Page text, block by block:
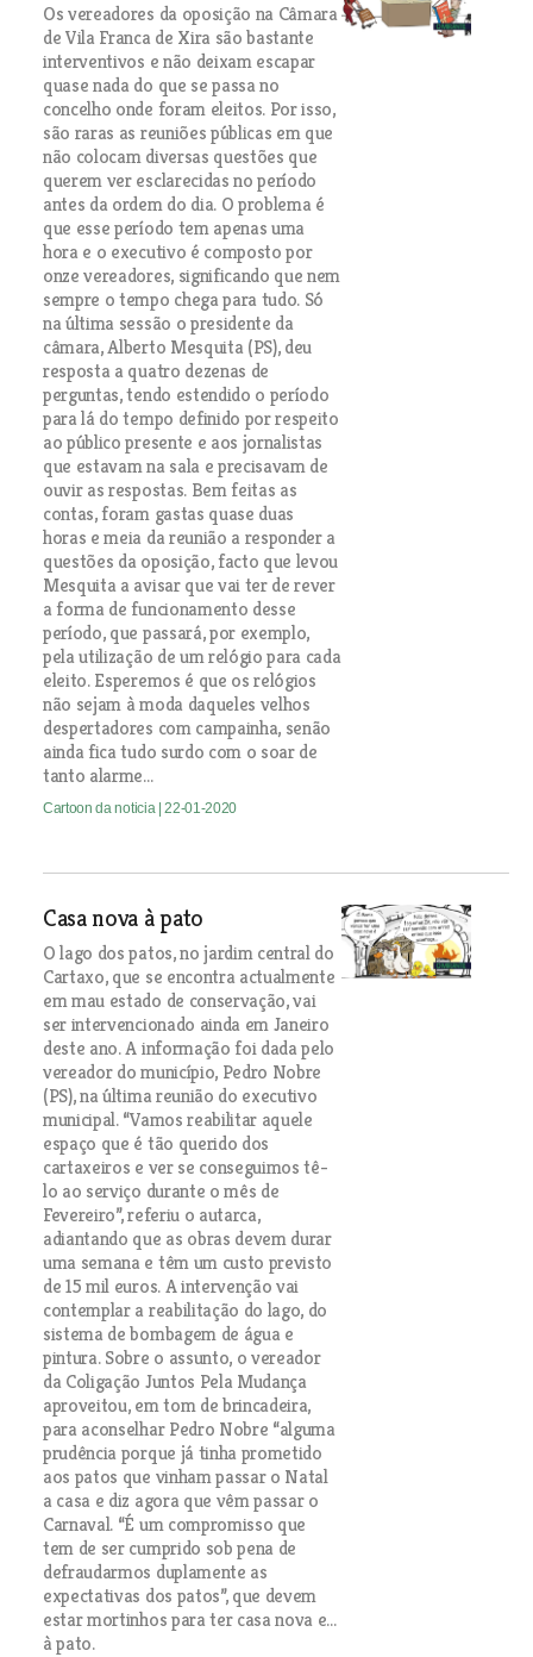
Os vereadores da oposição na Câmara
de Vila Franca de Xira são bastante
interventivos e não deixam escapar
quase nada do que se passa no
concelho onde foram eleitos. Por isso,
são raras as reuniões públicas em que
não colocam diversas questões que
querem ver esclarecidas no período
antes da ordem do dia. O problema é
que esse período tem apenas uma
hora e o executivo é composto por
onze vereadores, significando que nem
sempre o tempo chega para tudo. Só
na última sessão o presidente da
câmara, Alberto Mesquita (PS), deu
resposta a quatro dezenas de
perguntas, tendo estendido o período
para lá do tempo definido por respeito
ao público presente e aos jornalistas
que estavam na sala e precisavam de
ouvir as respostas. Bem feitas as
contas, foram gastas quase duas
horas e meia da reunião a responder a
questões da oposição, facto que levou
Mesquita a avisar que vai ter de rever
a forma de funcionamento desse
período, que passará, por exemplo,
pela utilização de um relógio para cada
eleito. Esperemos é que os relógios
não sejam à moda daqueles velhos
despertadores com campainha, senão
ainda fica tudo surdo com o soar de
tanto alarme...
Cartoon da noticia | 22-01-2020
Casa nova à pato
O lago dos patos, no jardim central do
Cartaxo, que se encontra actualmente
em mau estado de conservação, vai
ser intervencionado ainda em Janeiro
deste ano. A informação foi dada pelo
vereador do município, Pedro Nobre
(PS), na última reunião do executivo
municipal. “Vamos reabilitar aquele
espaço que é tão querido dos
cartaxeiros e ver se conseguimos tê-
lo ao serviço durante o mês de
Fevereiro”, referiu o autarca,
adiantando que as obras devem durar
uma semana e têm um custo previsto
de 15 mil euros. A intervenção vai
contemplar a reabilitação do lago, do
sistema de bombagem de água e
pintura. Sobre o assunto, o vereador
da Coligação Juntos Pela Mudança
aproveitou, em tom de brincadeira,
para aconselhar Pedro Nobre “alguma
prudência porque já tinha prometido
aos patos que vinham passar o Natal
a casa e diz agora que vêm passar o
Carnaval. “É um compromisso que
tem de ser cumprido sob pena de
defraudarmos duplamente as
expectativas dos patos”, que devem
estar mortinhos para ter casa nova e...
à pato.